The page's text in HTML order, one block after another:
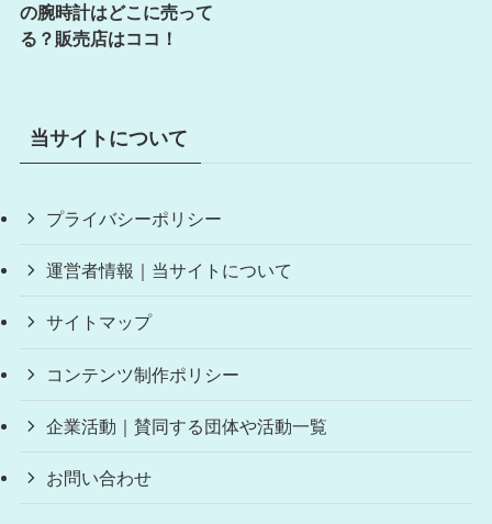
の腕時計はどこに売って
る？販売店はココ！
当サイトについて
プライバシーポリシー
運営者情報｜当サイトについて
サイトマップ
コンテンツ制作ポリシー
企業活動｜賛同する団体や活動一覧
お問い合わせ